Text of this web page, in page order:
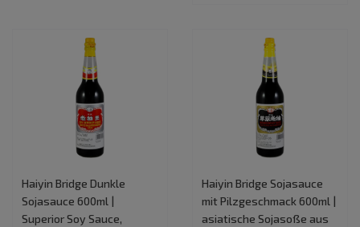
Haiyin Bridge Dunkle
Sojasauce 600ml |
Superior Soy Sauce,
Haiyin Bridge Sojasauce
mit Pilzgeschmack 600ml |
asiatische Sojasoße aus